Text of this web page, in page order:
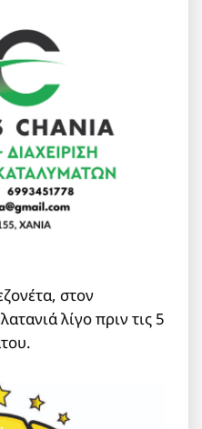
στον
λίγο πριν τις 5